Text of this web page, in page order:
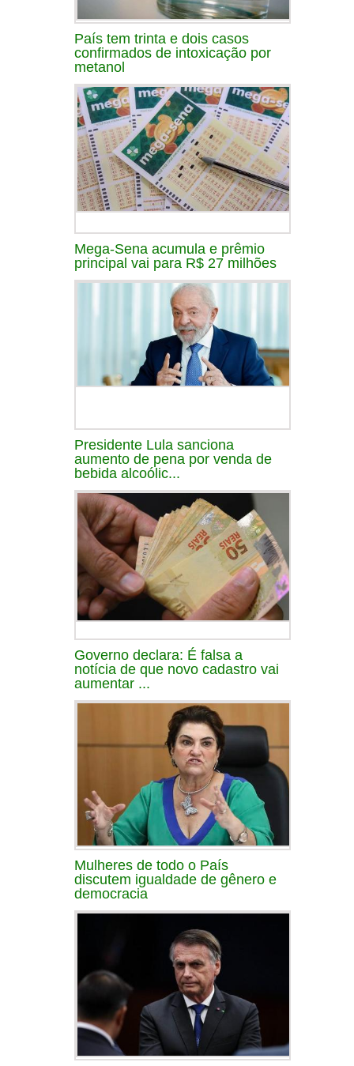
País tem trinta e dois casos
confirmados de intoxicação por
metanol
Mega-Sena acumula e prêmio
principal vai para R$ 27 milhões
Presidente Lula sanciona
aumento de pena por venda de
bebida alcoólic...
Governo declara: É falsa a
notícia de que novo cadastro vai
aumentar ...
Mulheres de todo o País
discutem igualdade de gênero e
democracia